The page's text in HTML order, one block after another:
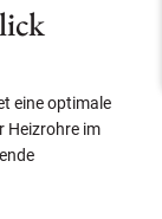
eine optimale
Heizrohre im